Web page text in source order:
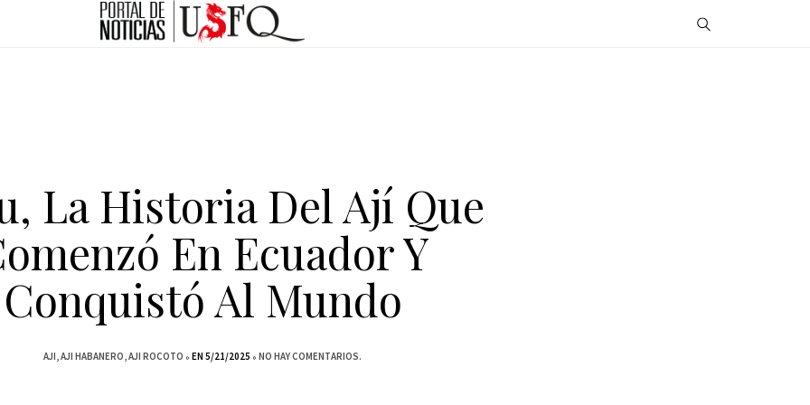
La Historia Del Ají Que
En Ecuador Y
Conquistó Al Mundo
AJI AJI HABANERO AJI ROCOTO EN 5/21/2025 NO HAY COMENTARIOS.